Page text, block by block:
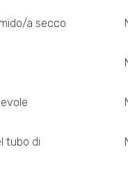
a secco
tubo di